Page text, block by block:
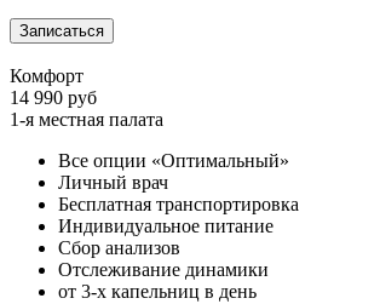
Записаться
Комфорт
14 990 руб
1-я местная палата
Все опции «Оптимальный»
Личный врач
Бесплатная транспортировка
Индивидуальное питание
Сбор анализов
Отслеживание динамики
от 3-х капельниц в день